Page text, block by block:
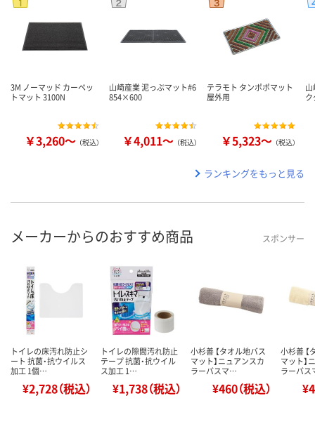
3M ノーマッド カーペッ
トマット 3100N
￥3,260～ （税込）
山崎産業 泥っぷマット#6
854×600
￥4,011～ （税込）
テラモト タンポポマット
屋外用
￥5,323～ （税込）
ランキングをもっと見る
メーカーからのおすすめ商品 スポンサー
トイレの床汚れ防止シ
ート 抗菌・抗ウイルス
加工 1個…
¥2,728（税込）
トイレの隙間汚れ防止
テープ 抗菌・抗ウイル
ス加工 1…
¥1,738（税込）
小杉善 【タオル地バス
マット】ニュアンスカ
ラーバスマ…
¥460（税込）
小杉善 【
マット】
ラーバ